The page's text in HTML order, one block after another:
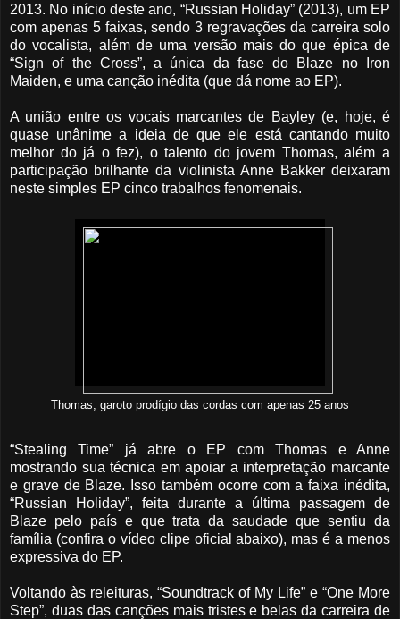
2013. No início deste ano, “Russian Holiday” (2013), um EP
com apenas 5 faixas, sendo 3 regravações da carreira solo
do vocalista, além de uma versão mais do que épica de
“Sign of the Cross”, a única da fase do Blaze no Iron
Maiden, e uma canção inédita (que dá nome ao EP).
A união entre os vocais marcantes de Bayley (e, hoje, é
quase unânime a ideia de que ele está cantando muito
melhor do já o fez), o talento do jovem Thomas, além a
participação brilhante da violinista Anne Bakker deixaram
neste simples EP cinco trabalhos fenomenais.
Thomas, garoto prodígio das cordas com apenas 25 anos
“Stealing Time” já abre o EP com Thomas e Anne
mostrando sua técnica em apoiar a interpretação marcante
e grave de Blaze. Isso também ocorre com a faixa inédita,
“Russian Holiday”, feita durante a última passagem de
Blaze pelo país e que trata da saudade que sentiu da
família (confira o vídeo clipe oficial abaixo), mas é a menos
expressiva do EP.
Voltando às releituras, “Soundtrack of My Life” e “One More
Step”, duas das canções mais tristes e belas da carreira de